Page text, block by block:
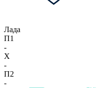
Лада
П1
-
X
-
П2
-